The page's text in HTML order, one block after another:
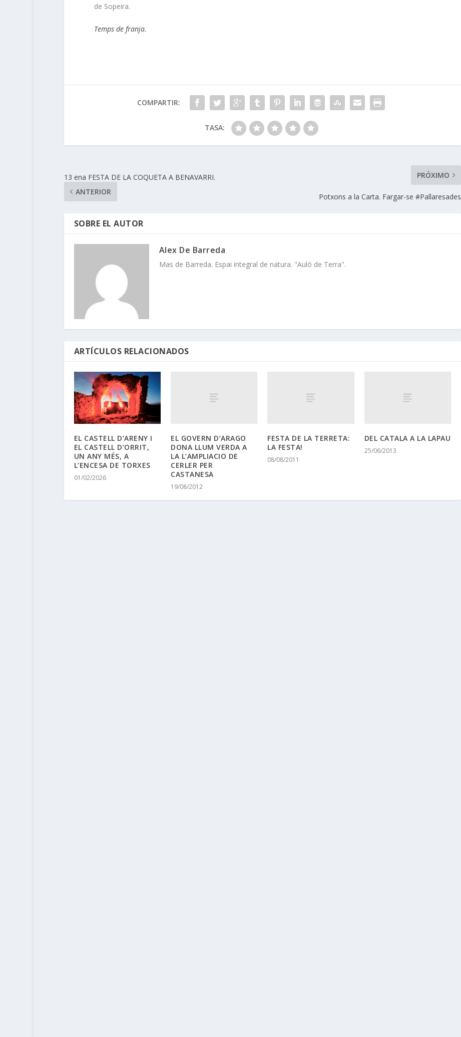
de Sopeira.
Temps de franja.
COMPARTIR:
TASA:
13 ena FESTA DE LA COQUETA A BENAVARRI.
ANTERIOR
PRÓXIMO
Potxons a la Carta. Fargar-se #Pallaresades
SOBRE EL AUTOR
Alex De Barreda
Mas de Barreda. Espai integral de natura. "Auló de Terra".
ARTÍCULOS RELACIONADOS
EL CASTELL D’ARENY I
EL CASTELL D’ORRIT,
UN ANY MÉS, A
L’ENCESA DE TORXES
01/02/2026
EL GOVERN D’ARAGO
DONA LLUM VERDA A
LA L’AMPLIACIO DE
CERLER PER
CASTANESA
19/08/2012
FESTA DE LA TERRETA:
LA FESTA!
08/08/2011
DEL CATALA A LA LAPAU
25/06/2013